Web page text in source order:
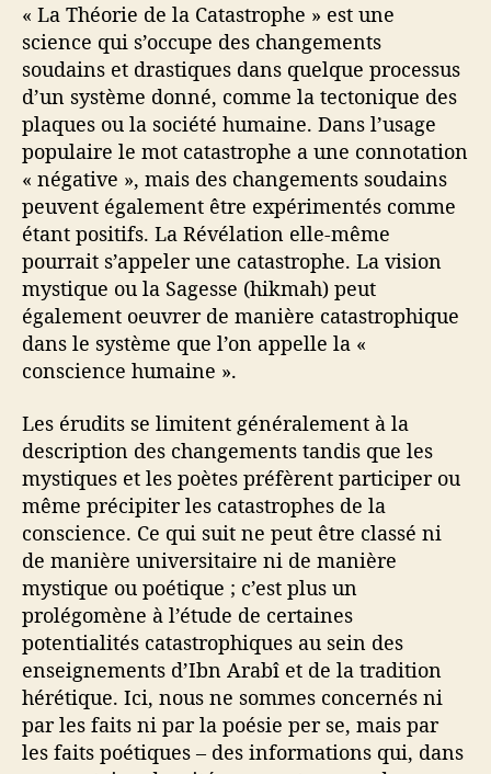
« La Théorie de la Catastrophe » est une
science qui s’occupe des changements
soudains et drastiques dans quelque processus
d’un système donné, comme la tectonique des
plaques ou la société humaine. Dans l’usage
populaire le mot catastrophe a une connotation
« négative », mais des changements soudains
peuvent également être expérimentés comme
étant positifs. La Révélation elle-même
pourrait s’appeler une catastrophe. La vision
mystique ou la Sagesse (hikmah) peut
également oeuvrer de manière catastrophique
dans le système que l’on appelle la «
conscience humaine ».
Les érudits se limitent généralement à la
description des changements tandis que les
mystiques et les poètes préfèrent participer ou
même précipiter les catastrophes de la
conscience. Ce qui suit ne peut être classé ni
de manière universitaire ni de manière
mystique ou poétique ; c’est plus un
prolégomène à l’étude de certaines
potentialités catastrophiques au sein des
enseignements d’Ibn Arabî et de la tradition
hérétique. Ici, nous ne sommes concernés ni
par les faits ni par la poésie per se, mais par
les faits poétiques – des informations qui, dans